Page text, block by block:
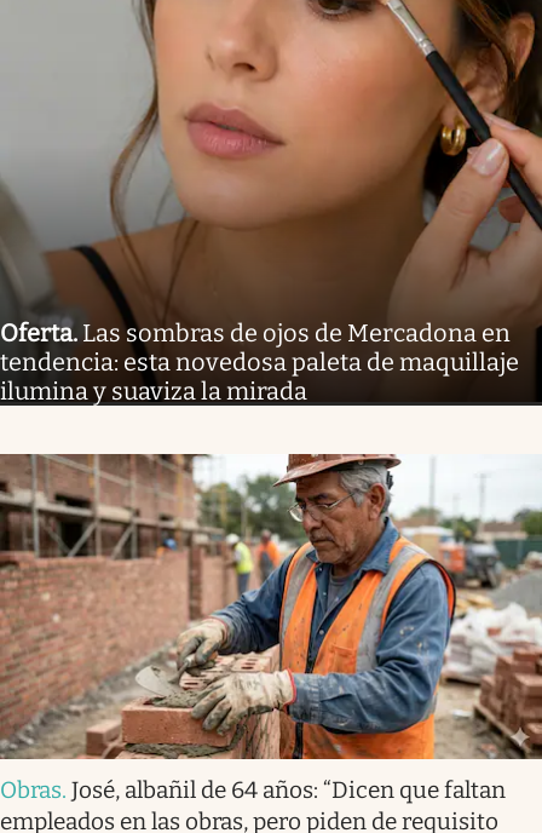
Oferta. Las sombras de ojos de Mercadona en
tendencia: esta novedosa paleta de maquillaje
ilumina y suaviza la mirada
Obras. José, albañil de 64 años: “Dicen que faltan
empleados en las obras, pero piden de requisito